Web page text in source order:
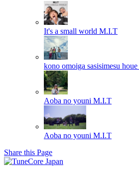
It's a small world M.I.T
kono omoiga sasisimesu houe
Aoba no youni M.I.T
Aoba no youni M.I.T
Share this Page